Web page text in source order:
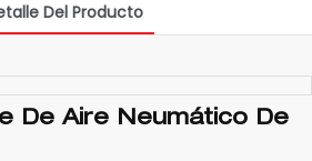
Del Producto
De Aire Neumático De